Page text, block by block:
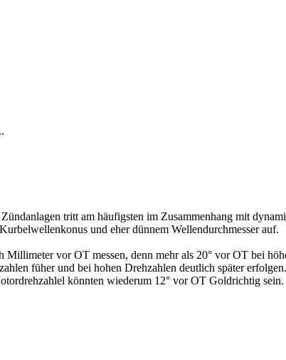
tritt am häufigsten im Zusammenhang mit
und eher dünnem Wellendurchmesser auf.
Millimeter vor OT messen, denn mehr als 20° vor OT bei
füher und bei hohen Drehzahlen deutlich später
könnten wiederum 12° vor OT Goldrichtig sein.